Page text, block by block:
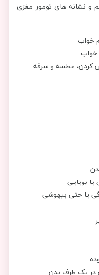
و نشانه های تومور مغزی
خواب
خواب
کردن، عطسه و سرفه
بویایی
یا حتی بیهوشی
یک طرف بدن